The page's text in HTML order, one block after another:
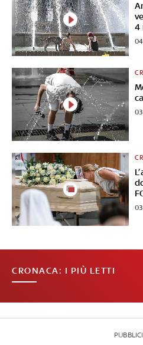
4
CRONACA: I PIÙ LETTI